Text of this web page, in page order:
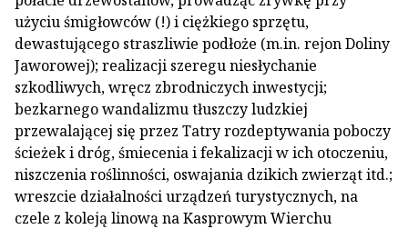
użyciu śmigłowców (!) i ciężkiego sprzętu,
dewastującego straszliwie podłoże (m.in. rejon Doliny
Jaworowej); realizacji szeregu niesłychanie
szkodliwych, wręcz zbrodniczych inwestycji;
bezkarnego wandalizmu tłuszczy ludzkiej
przewalającej się przez Tatry rozdeptywania poboczy
ścieżek i dróg, śmiecenia i fekalizacji w ich otoczeniu,
niszczenia roślinności, oswajania dzikich zwierząt itd.;
wreszcie działalności urządzeń turystycznych, na
czele z koleją linową na Kasprowym Wierchu